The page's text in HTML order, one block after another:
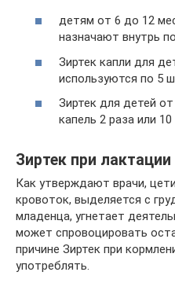
детям от 6 до 12
назначают внутрь
Зиртек капли для
используются по 5
Зиртек для детей
капель 2 раза или
Зиртек при лактации
Как утверждают врачи,
кровоток, выделяется с
младенца, угнетает
может спровоцировать
причине Зиртек при
употреблять.